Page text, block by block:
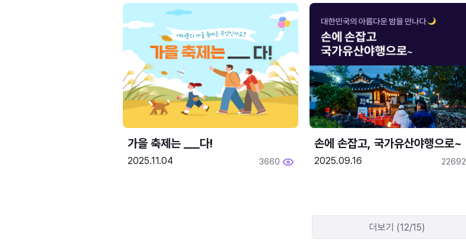
2025.11.04 3660
손에 손잡고, 국가유산야행으로~
2025.09.16 22692
더보기 (12/15)